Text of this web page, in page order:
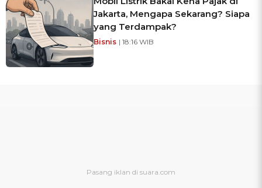
Jakarta, Mengapa Sekarang? Siapa
yang Terdampak?
Bisnis | 18:16 WIB